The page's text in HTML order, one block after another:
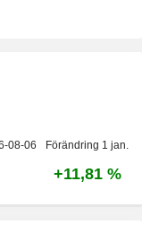
08-06 Förändring 1 jan.
+11,81 %